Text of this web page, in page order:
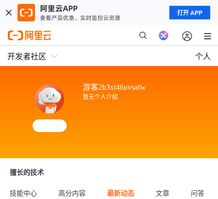
打开 APP
开发者社区 个人
游客2b3xt46uvsafw
暂无个人介绍
擅长的技术
技能中心 高分内容 最新动态 文章 问答